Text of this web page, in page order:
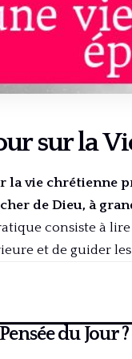
sur la
la vie
de Dieu, à
consiste à
et de guider
du Jour ?